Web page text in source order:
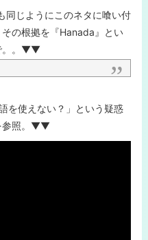
同じようにこのネタに喰い付
の根拠を『Hanada』とい
。。▼▼
を使えない？」という疑惑
参照。▼▼